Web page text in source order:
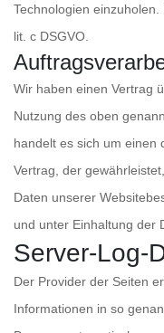
Technologien
lit. c DSGVO.
Wir haben einen Vertrag
Nutzung des oben
handelt es sich um einen
Vertrag, der
Daten unserer
und unter Einhaltung der
Server-Log-
Der Provider der Seiten
Informationen in so